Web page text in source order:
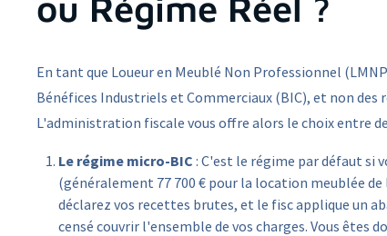
En tant que Loueur en Meublé Non Professionnel
Bénéfices Industriels et Commerciaux (BIC), et non
L'administration fiscale vous offre alors le choix entre
Le régime micro-BIC : C'est le régime par défaut si
(généralement 77 700 € pour la location meublée
déclarez vos recettes brutes, et le fisc applique un
censé couvrir l'ensemble de vos charges. Vous êtes